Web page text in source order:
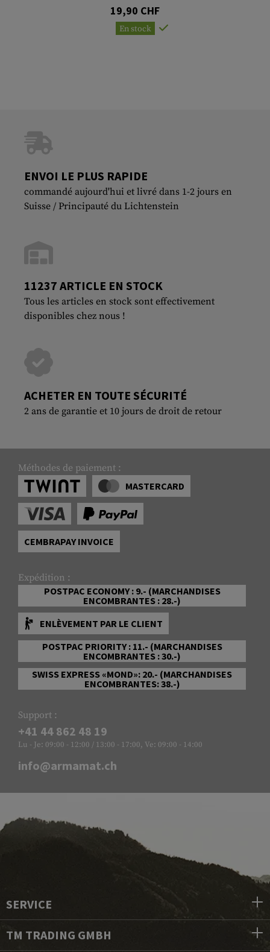
19,90 CHF
En stock
ENVOI LE PLUS RAPIDE
commandé aujourd'hui et livré dans 1-2 jours en
Suisse / Principauté du Lichtenstein
11237 ARTICLE EN STOCK
Tous les articles en stock sont effectivement
disponibles chez nous !
ACHETER EN TOUTE SÉCURITÉ
2 ans de garantie et 10 jours de droit de retour
Méthodes de paiement :
MASTERCARD
CEMBRAPAY INVOICE
Expédition :
POSTPAC ECONOMY : 9.- (MARCHANDISES
ENCOMBRANTES : 28.-)
ENLÈVEMENT PAR LE CLIENT
POSTPAC PRIORITY : 11.- (MARCHANDISES
ENCOMBRANTES : 30.-)
SWISS EXPRESS «MOND»: 20.- (MARCHANDISES
ENCOMBRANTES: 38.-)
Support :
+41 44 862 48 19
Lu - Je: 09:00 - 12:00 / 13:00 - 17:00, Ve: 09:00 - 14:00
info@armamat.ch
SERVICE
TM TRADING GMBH